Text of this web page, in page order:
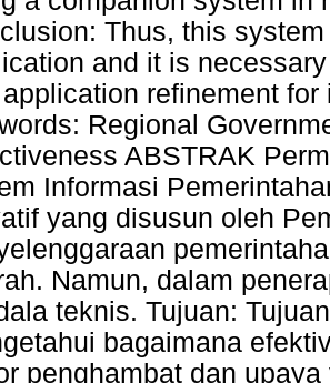
Thus, this
and it is
refinement
Regional
ABSTRAK
Informasi
yang disusun oleh
Namun, dalam
teknis. Tujuan:
bagaimana
penghambat dan